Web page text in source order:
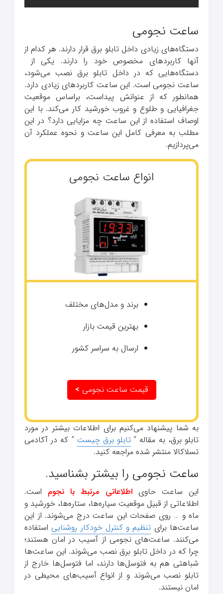
ساعت نجومی
دستگاه‌های زیادی داخل تابلو برق قرار دارند. هر کدام از
آنها کاربردهای مخصوص خود را دارند. یکی از
دستگاه‌هایی که در داخل تابلو برق نصب می‌شود،
ساعت نجومی است. این ساعت کاربردهای زیادی دارد.
همانطور که از عنوانش پیداست، براساس موقعیت
جغرافیایی و طلوع و غروب خورشید کار می‌کند. با این
اوصاف استفاده از این ساعت چه مزایایی دارد؟ در این
مطلب به معرفی کامل این ساعت و نحوه عملکرد آن
می‌پردازیم.
انواع ساعت نجومی
برند و مدل‌های مختلف
بهترین قیمت بازار
ارسال به سراسر کشور
قیمت ساعت نجومی >
به شما پیشنهاد می‌کنیم برای اطلاعات بیشتر در مورد
تابلو برق، به مقاله ” تابلو برق چیست ” که در آکادمی
تسلاکالا منتشر شده مراجعه کنید.
ساعت نجومی را بیشتر بشناسید.
این ساعت حاوی اطلاعاتی مرتبط با نجوم است.
اطلاعاتی از قبیل موقعیت سیاره‌ها، ستاره‌ها، خورشید و
ماه و … روی صفحات این ساعت درج می‌شوند. از این
ساعت‌ها برای تنظیم و کنترل خودکار روشنایی استفاده
می‌کنند. ساعت‌های نجومی از آسیب در امان هستند؛
چرا که در داخل تابلو برق نصب می‌شوند. این ساعت‌ها
شباهتی هم به فتوسل‌ها دارند، اما فتوسل‌ها خارج از
تابلو نصب می‌شوند و از انواع آسیب‌های محیطی در
امان نیستند.